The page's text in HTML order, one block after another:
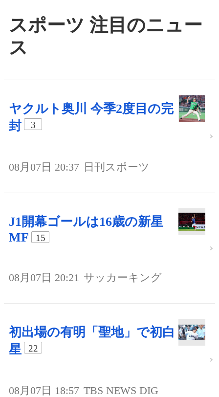
スポーツ 注目のニュー
ス
ヤクルト奥川 今季2度目の完
封
3
08月07日 20:37 日刊スポーツ
J1開幕ゴールは16歳の新星
MF
15
08月07日 20:21 サッカーキング
初出場の有明「聖地」で初白
星
22
08月07日 18:57 TBS NEWS DIG